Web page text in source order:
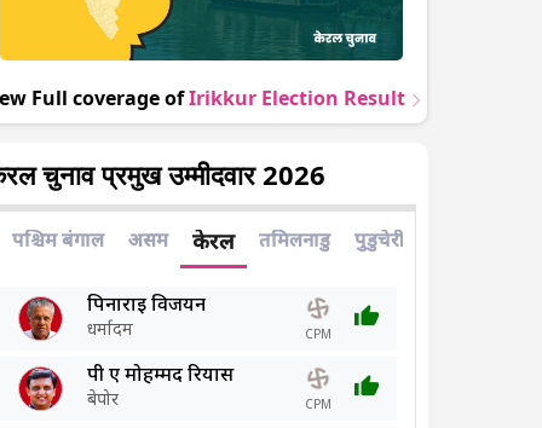
Full coverage ofIrikkur Election Result
चुनाव प्रमुख उम्मीदवार 2026